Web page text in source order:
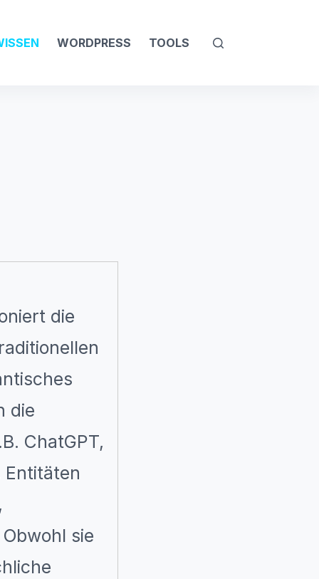
WORDPRESS TOOLS
die
die
ChatGPT,
sie